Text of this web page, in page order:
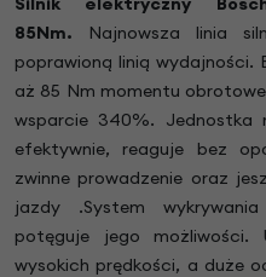
85Nm.
Najnowsza linia
poprawioną linią wydajności.
aż 85 Nm momentu
wsparcie 340%. Jednostka
efektywnie, reaguje bez
zwinne prowadzenie oraz
jazdy .System
potęguje jego możliwości.
wysokich prędkości, a duże